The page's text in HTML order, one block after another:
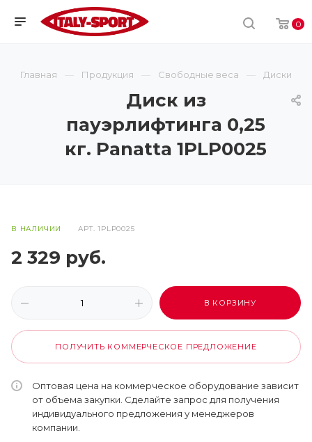
0
Главная Продукция Свободные веса Диски
Диск из
пауэрлифтинга 0,25
кг. Panatta 1PLP0025
В НАЛИЧИИ АРТ.1PLP0025
2 329 руб.
В КОРЗИНУ
ПОЛУЧИТЬ КОММЕРЧЕСКОЕ ПРЕДЛОЖЕНИЕ
Оптовая цена на коммерческое оборудование зависит
от объема закупки. Сделайте запрос для получения
индивидуального предложения у менеджеров
компании.